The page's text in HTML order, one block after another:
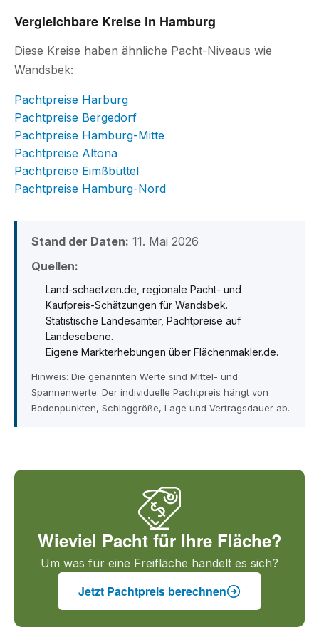
Vergleichbare Kreise in Hamburg
Diese Kreise haben ähnliche Pacht-Niveaus wie
Wandsbek:
Pachtpreise Harburg
Pachtpreise Bergedorf
Pachtpreise Hamburg-Mitte
Pachtpreise Altona
Pachtpreise Eimßbüttel
Pachtpreise Hamburg-Nord
Stand der Daten: 11. Mai 2026
Quellen:
Land-schaetzen.de, regionale Pacht- und
Kaufpreis-Schätzungen für Wandsbek.
Statistische Landesämter, Pachtpreise auf
Landesebene.
Eigene Markterhebungen über Flächenmakler.de.
Hinweis: Die genannten Werte sind Mittel- und
Spannenwerte. Der individuelle Pachtpreis hängt von
Bodenpunkten, Schlaggröße, Lage und Vertragsdauer ab.
Wieviel Pacht für Ihre Fläche?
Um was für eine Freifläche handelt es sich?
Jetzt Pachtpreis berechnen